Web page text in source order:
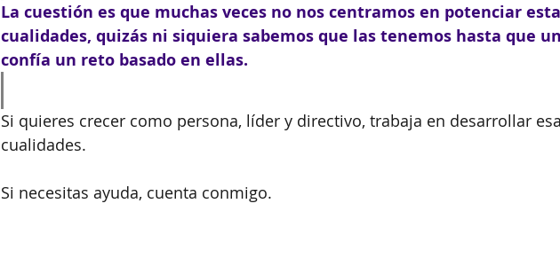
La cuestión es que muchas veces no nos centramos en potenciar
cualidades, quizás ni siquiera sabemos que las tenemos hasta que
confía un reto basado en ellas.
Si quieres crecer como persona, líder y directivo, trabaja en desarrollar
cualidades.
Si necesitas ayuda, cuenta conmigo.